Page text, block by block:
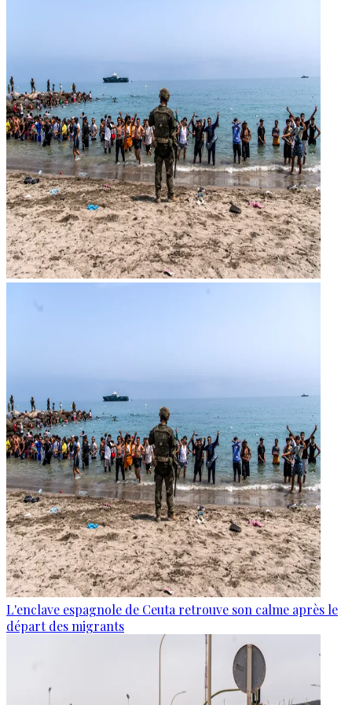
L'enclave espagnole de Ceuta retrouve son calme après le
départ des migrants